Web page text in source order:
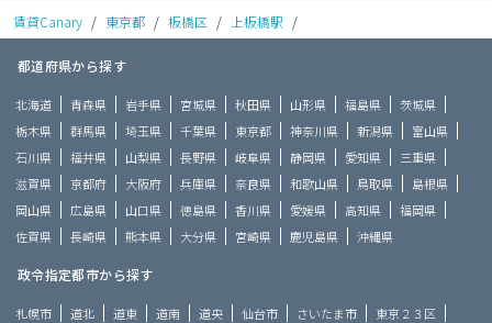
賃貸Canary / 東京都 / 板橋区 / 上板橋駅 /
都道府県から探す
北海道 青森県 岩手県 宮城県 秋田県 山形県 福島県
茨城県
栃木県
群馬県 埼玉県 千葉県 東京都 神奈川県 新潟県
富山県
石川県
福井県 山梨県 長野県 岐阜県 静岡県 愛知県
三重県
滋賀県
京都府 大阪府 兵庫県 奈良県 和歌山県 鳥取県
島根県
岡山県
広島県 山口県 徳島県 香川県 愛媛県 高知県
福岡県
佐賀県
長崎県 熊本県 大分県 宮崎県 鹿児島県 沖縄県
政令指定都市から探す
札幌市 道北 道東 道南 道央 仙台市 さいたま市
東京２３区